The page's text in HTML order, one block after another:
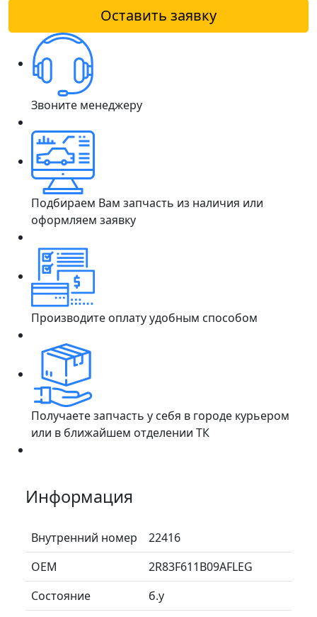
Оставить заявку
Звоните менеджеру
Подбираем Вам запчасть из наличия или
оформляем заявку
Производите оплату удобным способом
Получаете запчасть у себя в городе курьером
или в ближайшем отделении ТК
Информация
Внутренний номер
22416
ОЕМ
2R83F611B09AFLEG
Состояние
б.у